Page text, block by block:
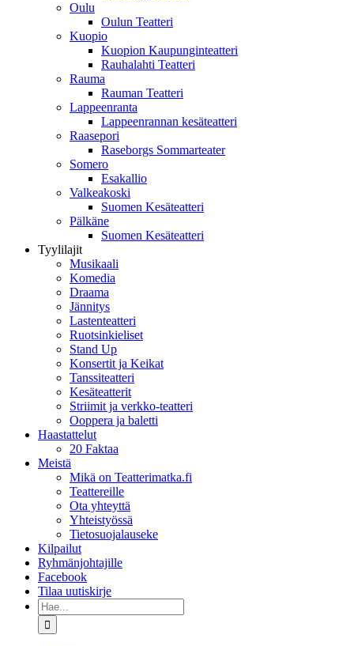
Oulu
Oulun Teatteri
Kuopio
Kuopion Kaupunginteatteri
Rauhalahti Teatteri
Rauma
Rauman Teatteri
Lappeenranta
Lappeenrannan kesäteatteri
Raasepori
Raseborgs Sommarteater
Somero
Esakallio
Valkeakoski
Suomen Kesäteatteri
Pälkäne
Suomen Kesäteatteri
Tyylilajit
Musikaali
Komedia
Draama
Jännitys
Lastenteatteri
Ruotsinkieliset
Stand Up
Konsertit ja Keikat
Tanssiteatteri
Kesäteatterit
Striimit ja verkko-teatteri
Ooppera ja baletti
Haastattelut
20 Faktaa
Meistä
Mikä on Teatterimatka.fi
Teattereille
Ota yhteyttä
Yhteistyössä
Tietosuojalauseke
Kilpailut
Ryhmänjohtajille
Facebook
Tilaa uutiskirje
Etsi
...